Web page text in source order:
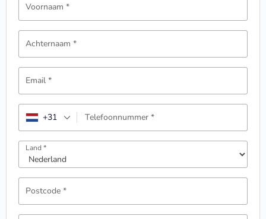
Voornaam *
Achternaam *
Email *
Telefoonnummer *
+31
Land*
Postcode *